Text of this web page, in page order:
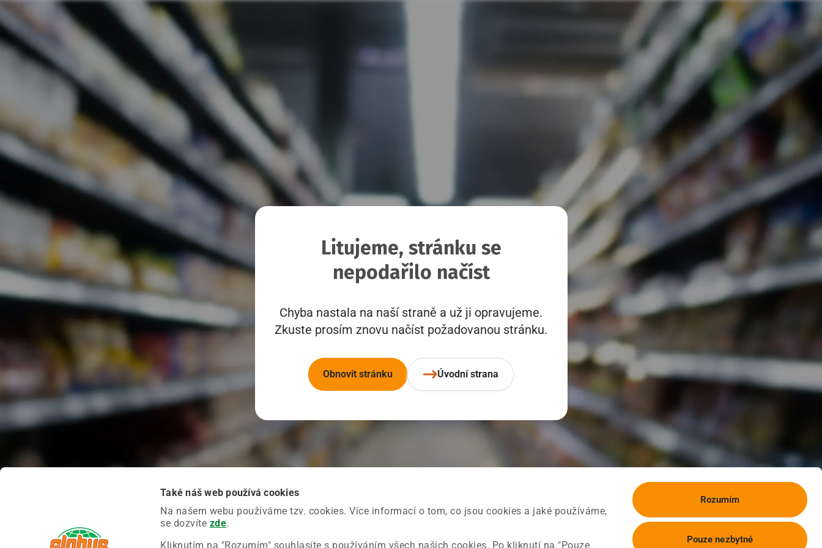
Také náš web používá cookies
Na našem webu používáme tzv. cookies. Více informací o tom, co jsou cookies a jaké používáme,
se dozvíte zde.
Kliknutím na "Rozumím" souhlasíte s používáním všech našich cookies. Po kliknutí na "Pouze
Rozumím
Pouze nezbytné
Litujeme, stránku se
nepodařilo načíst
Chyba nastala na naší straně a už ji opravujeme.
Zkuste prosím znovu načíst požadovanou stránku.
Obnovit stránku Úvodní strana